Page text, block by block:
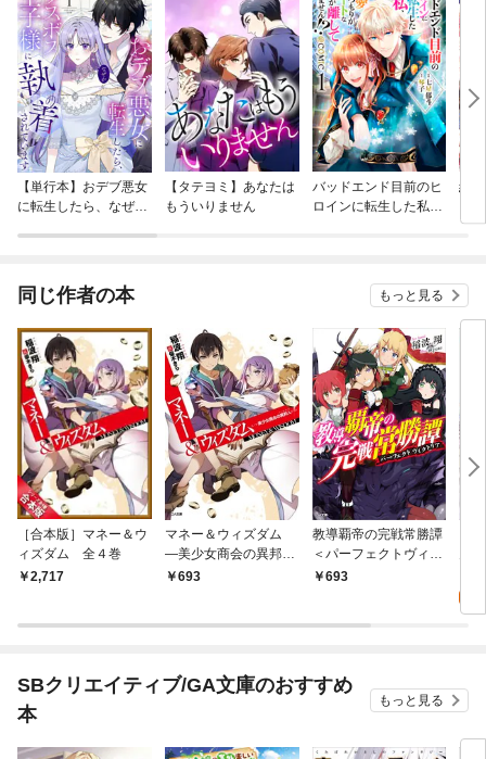
【単行本】おデブ悪女
に転生したら、なぜか
【タテヨミ】あなたは
もういりません
バッドエンド目前のヒ
ロインに転生した私、
結
同じ作者の本 もっと見る
［合本版］マネー＆ウ
ィズダム 全４巻
2,717
マネー＆ウィズダム
—美少女商会の異邦人
—693
教導覇帝の完戦常勝譚
＜パーフェクトヴィク
トリア＞
693
SBクリエイティブ/GA文庫のおすすめ
本
もっと見る